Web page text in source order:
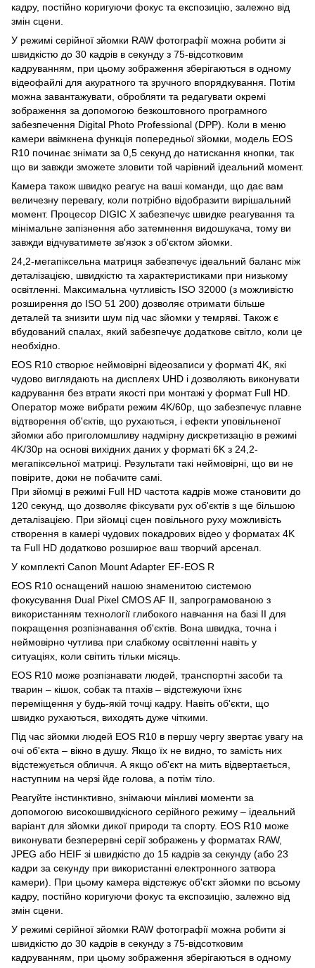
кадру, постійно коригуючи фокус та експозицію, залежно від
змін сцени.
У режимі серійної зйомки RAW фотографії можна робити зі
швидкістю до 30 кадрів в секунду з 75-відсотковим
кадруванням, при цьому зображення зберігаються в одному
відеофайлі для акуратного та зручного впорядкування. Потім
можна завантажувати, обробляти та редагувати окремі
зображення за допомогою безкоштовного програмного
забезпечення Digital Photo Professional (DPP). Коли в меню
камери ввімкнена функція попередньої зйомки, модель EOS
R10 починає знімати за 0,5 секунд до натискання кнопки, так
що ви завжди зможете зловити той чарівний ідеальний момент.
Камера також швидко реагує на ваші команди, що дає вам
величезну перевагу, коли потрібно відобразити вирішальний
момент. Процесор DIGIC X забезпечує швидке реагування та
мінімальне запізнення або затемнення видошукача, тому ви
завжди відчуватимете зв'язок з об'єктом зйомки.
24,2-мегапіксельна матриця забезпечує ідеальний баланс між
деталізацією, швидкістю та характеристиками при низькому
освітленні. Максимальна чутливість ISO 32000 (з можливістю
розширення до ISO 51 200) дозволяє отримати більше
деталей та знизити шум під час зйомки у темряві. Також є
вбудований спалах, який забезпечує додаткове світло, коли це
необхідно.
EOS R10 створює неймовірні відеозаписи у форматі 4K, які
чудово виглядають на дисплеях UHD і дозволяють виконувати
кадрування без втрати якості при монтажі у формат Full HD.
Оператор може вибрати режим 4K/60p, що забезпечує плавне
відтворення об'єктів, що рухаються, і ефекти уповільненої
зйомки або приголомшливу надмірну дискретизацію в режимі
4K/30p на основі вихідних даних у форматі 6K з 24,2-
мегапіксельної матриці. Результати такі неймовірні, що ви не
повірите, доки не побачите самі.
При зйомці в режимі Full HD частота кадрів може становити до
120 секунд, що дозволяє фіксувати рух об'єктів з ще більшою
деталізацією. При зйомці сцен повільного руху можливість
створення в камері чудових покадрових відео у форматах 4K
та Full HD додатково розширює ваш творчий арсенал.
У комплекті Canon Mount Adapter EF-EOS R
EOS R10 оснащений нашою знаменитою системою
фокусування Dual Pixel CMOS AF II, запрограмованою з
використанням технології глибокого навчання на базі ІІ для
покращення розпізнавання об'єктів. Вона швидка, точна і
неймовірно чутлива при слабкому освітленні навіть у
ситуаціях, коли світить тільки місяць.
EOS R10 може розпізнавати людей, транспортні засоби та
тварин – кішок, собак та птахів – відстежуючи їхнє
переміщення у будь-якій точці кадру. Навіть об'єкти, що
швидко рухаються, виходять дуже чіткими.
Під час зйомки людей EOS R10 в першу чергу звертає увагу на
очі об'єкта – вікно в душу. Якщо їх не видно, то замість них
відстежується обличчя. А якщо об'єкт на мить відвертається,
наступним на черзі йде голова, а потім тіло.
Реагуйте інстинктивно, знімаючи мінливі моменти за
допомогою високошвидкісного серійного режиму – ідеальний
варіант для зйомки дикої природи та спорту. EOS R10 може
виконувати безперервні серії зображень у форматах RAW,
JPEG або HEIF зі швидкістю до 15 кадрів за секунду (або 23
кадри за секунду при використанні електронного затвора
камери). При цьому камера відстежує об'єкт зйомки по всьому
кадру, постійно коригуючи фокус та експозицію, залежно від
змін сцени.
У режимі серійної зйомки RAW фотографії можна робити зі
швидкістю до 30 кадрів в секунду з 75-відсотковим
кадруванням, при цьому зображення зберігаються в одному